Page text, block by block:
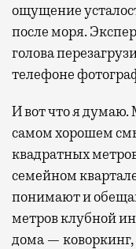
ощущение
после моря.
голова
телефоне
И вот что я
самом хорошем
квадратных
семейном
понимают и
метров клубной
дома —